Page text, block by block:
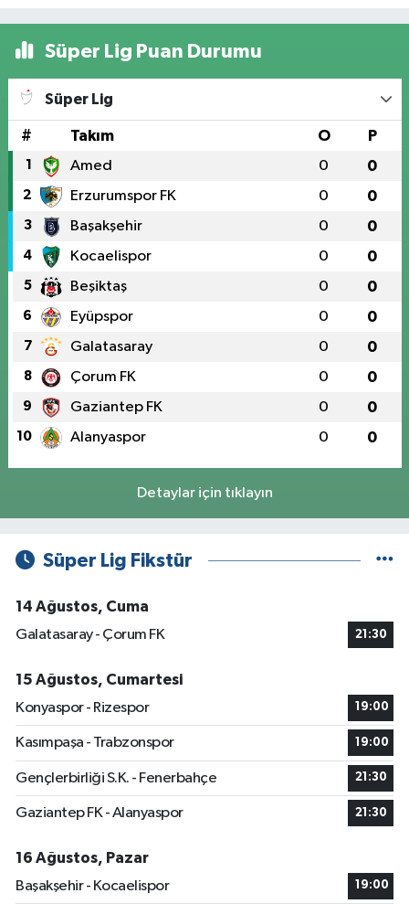
Süper Lig Puan Durumu
Süper Lig
# Takım O P
1 Amed 0 0
2 Erzurumspor FK 0 0
3 Başakşehir 0 0
4 Kocaelispor 0 0
5 Beşiktaş 0 0
6 Eyüpspor 0 0
7 Galatasaray 0 0
8 Çorum FK 0 0
9 Gaziantep FK 0 0
10 Alanyaspor 0 0
Detaylar için tıklayın
Süper Lig Fikstür
14 Ağustos, Cuma
Galatasaray - Çorum FK
21:30
15 Ağustos, Cumartesi
Konyaspor - Rizespor
19:00
Kasımpaşa - Trabzonspor 19:00
Gençlerbirliği S.K. - Fenerbahçe 21:30
Gaziantep FK - Alanyaspor 21:30
16 Ağustos, Pazar
Başakşehir - Kocaelispor
19:00